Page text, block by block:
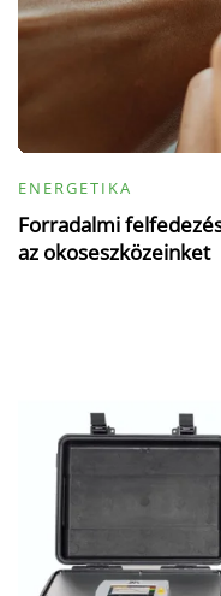
ENERGETIKA
Forradalmi
az okoseszközeinket